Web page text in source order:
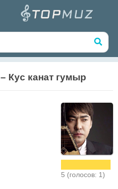
– Кус канат гумыр
5 (голосов: 1)